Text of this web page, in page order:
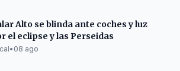
Alto se blinda ante coches y luz
el eclipse y las Perseidas
• 08 ago